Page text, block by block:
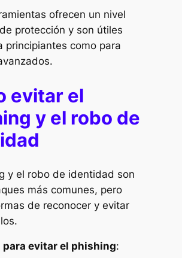
ofrecen un nivel
protección y son útiles
principiantes como para
evitar el
y el robo de
y el robo de identidad son
más comunes, pero
de reconocer y evitar
para evitar el phishing: